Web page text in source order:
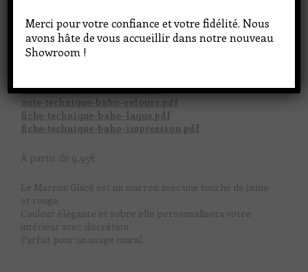
note-technique-baho-mat.pdf
note-technique-baho-velours.pdf
fiche-technique-baho-laque.pdf
fiche-technique-baho-impression.pdf
À partir de 9,95€
Le Marron Glacé est un marron avec une touche de jaune
et rouge.
Couleur élégante et sobre elle personnalisera votre
intérieur avec discrétion.
Parfait pour un usage mural.
Merci pour votre confiance et votre fidélité. Nous
avons hâte de vous accueillir dans notre nouveau
Showroom !